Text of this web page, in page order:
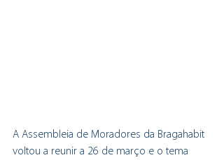
A Assembleia de Moradores da Bragahabit
voltou a reunir a 26 de março e o tema